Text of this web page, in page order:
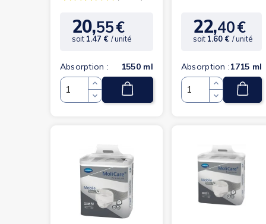
Prix
20,55€
soit 1.47 € / unité
Absorption : 1550 ml
Quantité
Prix
22,40€
soit 1.60 € / unité
Absorption :1715 ml
Quantité